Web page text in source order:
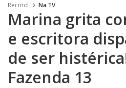
Record Na TV
Marina grita
e escritora
de ser
Fazenda 13